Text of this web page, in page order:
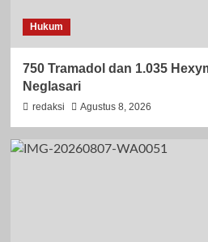
Hukum
750 Tramadol dan 1.035
Neglasari
redaksi Agustus 8, 2026